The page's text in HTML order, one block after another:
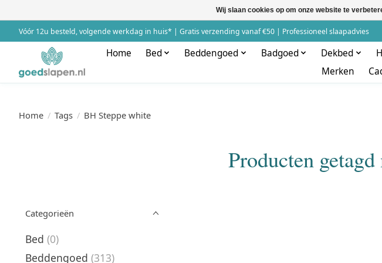
Vóór 12u besteld, volgende werkdag in huis* | Gratis verzending vanaf €50 | Professioneel slaapadvies
Home Bed Beddengoed Badgoed Dekbed
Merken
Home / Tags / BH Steppe white
Producten
Categorieën
Bed (0)
Beddengoed (313)
Wij slaan cookies op om onze website te